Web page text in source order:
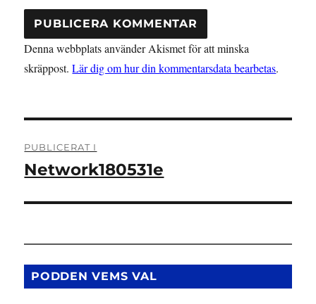
Denna webbplats använder Akismet för att minska
skräppost.Lär dig om hur din kommentarsdata bearbetas.
PUBLICERAT I
Network180531e
PODDEN VEMS VAL